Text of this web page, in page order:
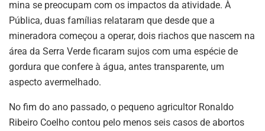
mina se preocupam com os impactos da atividade. À
Pública, duas famílias relataram que desde que a
mineradora começou a operar, dois riachos que nascem na
área da Serra Verde ficaram sujos com uma espécie de
gordura que confere à água, antes transparente, um
aspecto avermelhado.
No fim do ano passado, o pequeno agricultor Ronaldo
Ribeiro Coelho contou pelo menos seis casos de abortos